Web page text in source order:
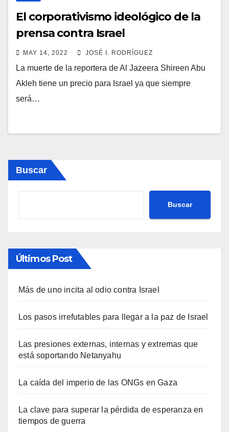
El corporativismo ideológico de la
prensa contra Israel
MAY 14, 2022 JOSÉ I. RODRÍGUEZ
La muerte de la reportera de Al Jazeera Shireen Abu
Akleh tiene un precio para Israel ya que siempre
será…
Buscar
Buscar
Últimos Post
Más de uno incita al odio contra Israel
Los pasos irrefutables para llegar a la paz de Israel
Las presiones externas, internas y extremas que
está soportando Netanyahu
La caída del imperio de las ONGs en Gaza
La clave para superar la pérdida de esperanza en
tiempos de guerra